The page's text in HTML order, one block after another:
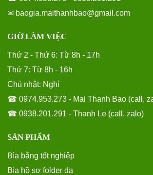
✉ baogia.maithanhbao@gmail.com
GIỜ LÀM VIỆC
Thứ 2 - Thứ 6: Từ 8h - 17h
Thứ 7: Từ 8h - 16h
Chủ nhật: Nghỉ
☎ 0974.953.273 - Mai Thanh Bao (call,
☎ 0938.201.291 - Thanh Le (call, zalo)
SẢN PHẨM
Bìa bằng tốt nghiệp
Bìa hồ sơ folder da